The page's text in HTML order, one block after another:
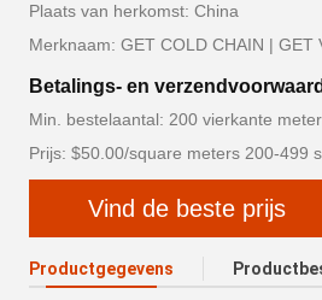
Plaats van herkomst: China
Merknaam: GET COLD CHAIN | GET
Betalings- en
Min. bestelaantal: 200 vierkante meter
Prijs: $50.00/square meters 200-499
Vind de beste prijs
Productgegevens